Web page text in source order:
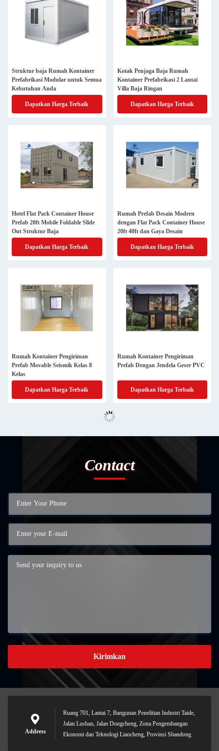
Struktur baja Rumah Kontainer
Prefabrikasi Modular untuk Semua
Kebutuhan Anda
Dapatkan Harga Terbaik
Kotak Penjaga Baja Rumah
Kontainer Prefabrikasi 2 Lantai
Villa Baja Ringan
Dapatkan Harga Terbaik
Hotel Flat Pack Container House
Prefab 20ft Mobile Foldable Slide
Out Struktur Baja
Dapatkan Harga Terbaik
Rumah Prefab Desain Modern
dengan Flat Pack Container House
20ft 40ft dan Gaya Desain
Dapatkan Harga Terbaik
Rumah Kontainer Pengiriman
Prefab Movable Seismik Kelas 8
Kelas
Dapatkan Harga Terbaik
Rumah Kontainer Pengiriman
Prefab Dengan Jendela Geser PVC
Dapatkan Harga Terbaik
Contact
Kirimkan
Address
Ruang 701, Lantai 7, Bangunan Penelitian Industri Taide,
Jalan Lushan, Jalan Dongcheng, Zona Pengembangan
Ekonomi dan Teknologi Liaocheng, Provinsi Shandong